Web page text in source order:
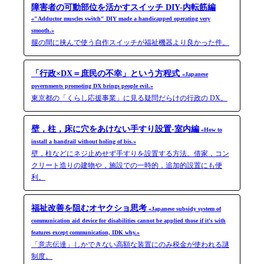
障害者の可動部位を活かすスイッチ DIY-内転筋編
«"Adductor muscles switch" DIY made a handicapped operating very
smooth.»
腿の間に挟んで使う自作スイッチが福祉機器より良かった件。
「行政×DX＝庶民の不幸」という方程式 «Japanese
governments promoting DX brings people evil.»
東京都の「くらし応援事業」に見る疑問だらけの行政の DX。
壁，柱，床に穴をあけない手すり設置-室内編 «How to
install a handrail without holing of bis.»
壁，柱などにネジ止めせず手すりを設置する方法。借家，コン
クリート造りの建物や，施設での一時的，追加的設置にも便
利。
福祉改善を阻むオヤクショ思考 «Japanese subsidy system of
communication aid device for disabilities cannot be applied those if it's with
features except communication, IDK why.»
「意志伝達」しかできない高額な装置にのみ税金が使われる謎
制度。